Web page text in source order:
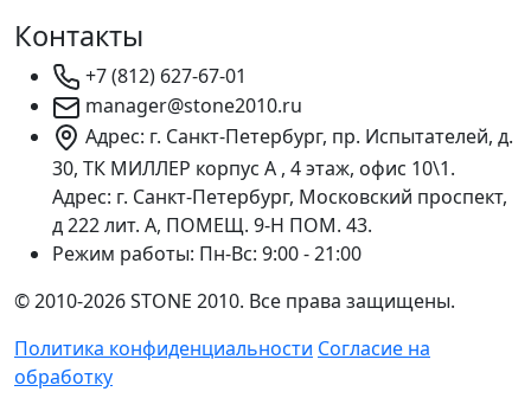
Контакты
+7 (812) 627-67-01
manager@stone2010.ru
Адрес: г. Санкт-Петербург, пр. Испытателей, д.
30, ТК МИЛЛЕР корпус А , 4 этаж, офис 10\1.
Адрес: г. Санкт-Петербург, Московский проспект,
д 222 лит. А, ПОМЕЩ. 9-Н ПОМ. 43.
Режим работы: Пн-Вс: 9:00 - 21:00
© 2010-2026 STONE 2010. Все права защищены.
Политика конфиденциальности Согласие на
обработку